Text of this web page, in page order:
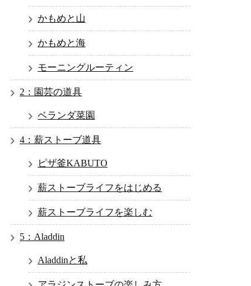
かもめと山
かもめと海
モーニングルーティン
2：園芸の道具
ベランダ菜園
4：薪ストーブ道具
ピザ釜KABUTO
薪ストーブライフをはじめる
薪ストーブライフを楽しむ
5：Aladdin
Aladdinと私